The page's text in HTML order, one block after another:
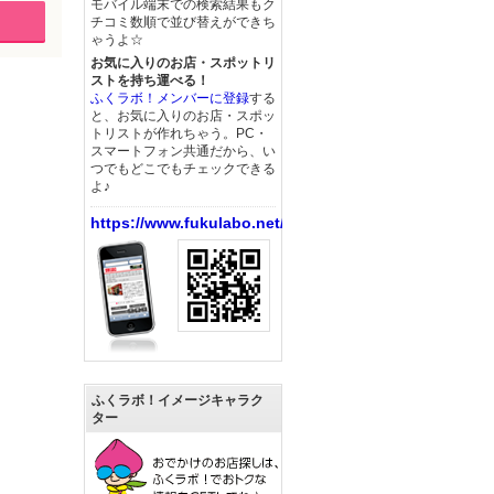
モバイル端末での検索結果もク
チコミ数順で並び替えができち
ゃうよ☆
お気に入りのお店・スポットリ
ストを持ち運べる！
ふくラボ！メンバーに登録する
と、お気に入りのお店・スポッ
トリストが作れちゃう。PC・
スマートフォン共通だから、い
つでもどこでもチェックできる
よ♪
https://www.fukulabo.net/
ふくラボ！イメージキャラク
ター